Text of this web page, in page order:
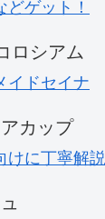
どゲット！
ロシアム
イドセイナ
カップ
けに丁寧解説